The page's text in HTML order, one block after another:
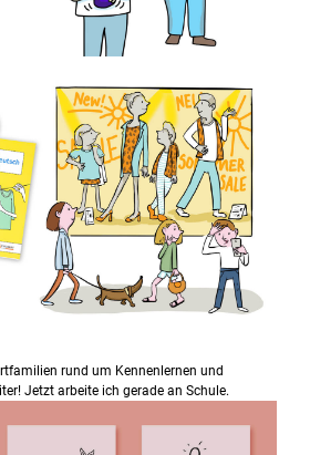
rund um Kennenlernen und
Jetzt arbeite ich gerade an Schule.